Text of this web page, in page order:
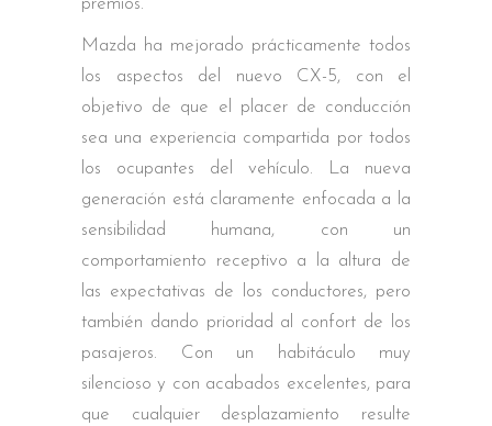
premios.
Mazda ha mejorado prácticamente todos
los aspectos del nuevo CX-5, con el
objetivo de que el placer de conducción
sea una experiencia compartida por todos
los ocupantes del vehículo. La nueva
generación está claramente enfocada a la
sensibilidad humana, con un
comportamiento receptivo a la altura de
las expectativas de los conductores, pero
también dando prioridad al confort de los
pasajeros. Con un habitáculo muy
silencioso y con acabados excelentes, para
que cualquier desplazamiento resulte